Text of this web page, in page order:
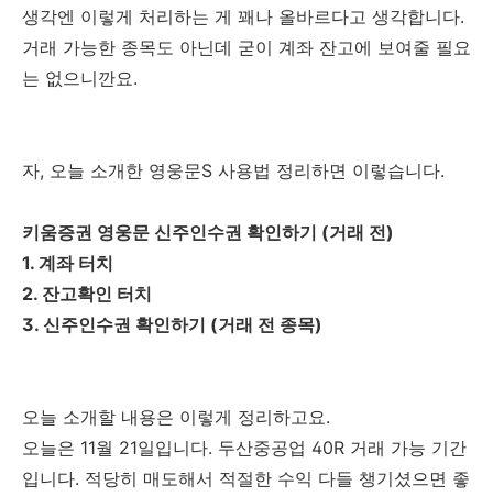
생각엔 이렇게 처리하는 게 꽤나 올바르다고 생각합니다.
거래 가능한 종목도 아닌데 굳이 계좌 잔고에 보여줄 필요
는 없으니깐요.
자, 오늘 소개한 영웅문S 사용법 정리하면 이렇습니다.
키움증권 영웅문 신주인수권 확인하기 (거래 전)
1. 계좌 터치
2. 잔고확인 터치
3. 신주인수권 확인하기 (거래 전 종목)
오늘 소개할 내용은 이렇게 정리하고요.
오늘은 11월 21일입니다. 두산중공업 40R 거래 가능 기간
입니다. 적당히 매도해서 적절한 수익 다들 챙기셨으면 좋